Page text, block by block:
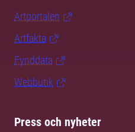
Artportalen
Artfakta
Fynddata
Webbutik
Press och nyheter